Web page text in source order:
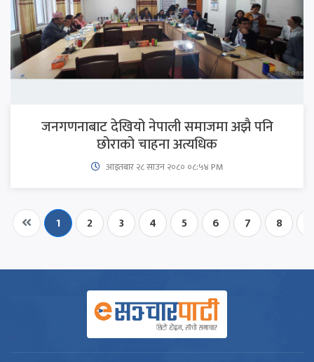
जनगणनाबाट देखियो नेपाली समाजमा अझै पनि
छोराको चाहना अत्यधिक
आइतबार​ २८ साउन २०८० ०८:५४ PM
1 2 3 4 5 6 7 8